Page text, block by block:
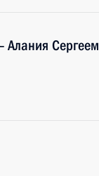
Алания Сергеем